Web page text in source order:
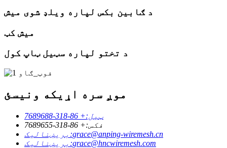
د ګابین بکس لپاره ویلډ شوی میش
میش کټ
د تختو لپاره سټیل ټاپ کول
موږ سره اړیکه ونیسئ
ټیل:+ 86-318-7689688
فکس:+ 86-318-7689655
بریښنالیک:grace@anping-wiremesh.cn
بریښنالیک:grace@hncwiremesh.com